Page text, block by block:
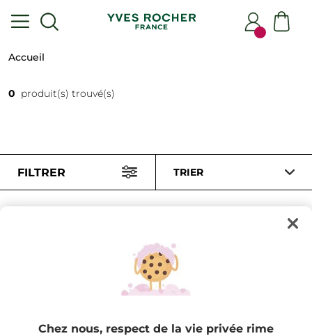
Accueil
0 produit(s) trouvé(s)
FILTRER TRIER
Chez nous, respect de la vie privée rime